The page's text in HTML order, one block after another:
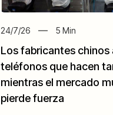
24/7/26 5 Min
Los fabricantes chinos
teléfonos que hacen
mientras el mercado
pierde fuerza